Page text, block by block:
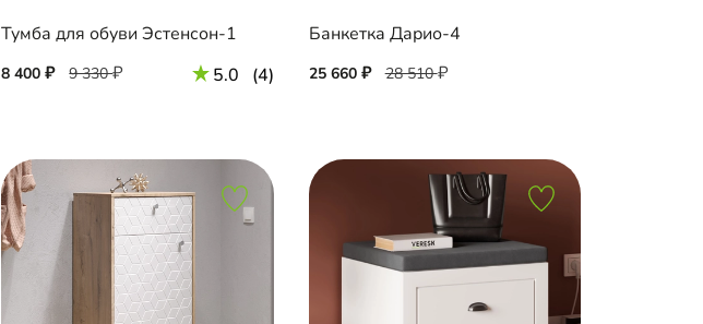
Тумба для обуви Эстенсон-1
8 400 9 330 5.0 (4)
Банкетка Дарио-4
25 660 28 510